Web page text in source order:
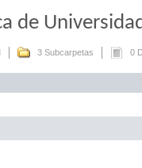
de
3 Subcarpetas 0